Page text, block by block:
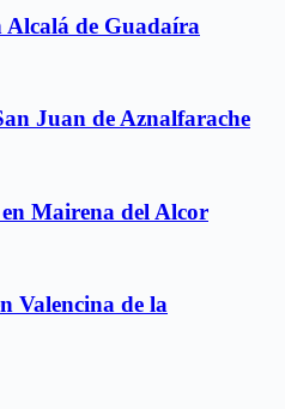
Alcalá de Guadaíra
Juan de Aznalfarache
Mairena del Alcor
Valencina de la